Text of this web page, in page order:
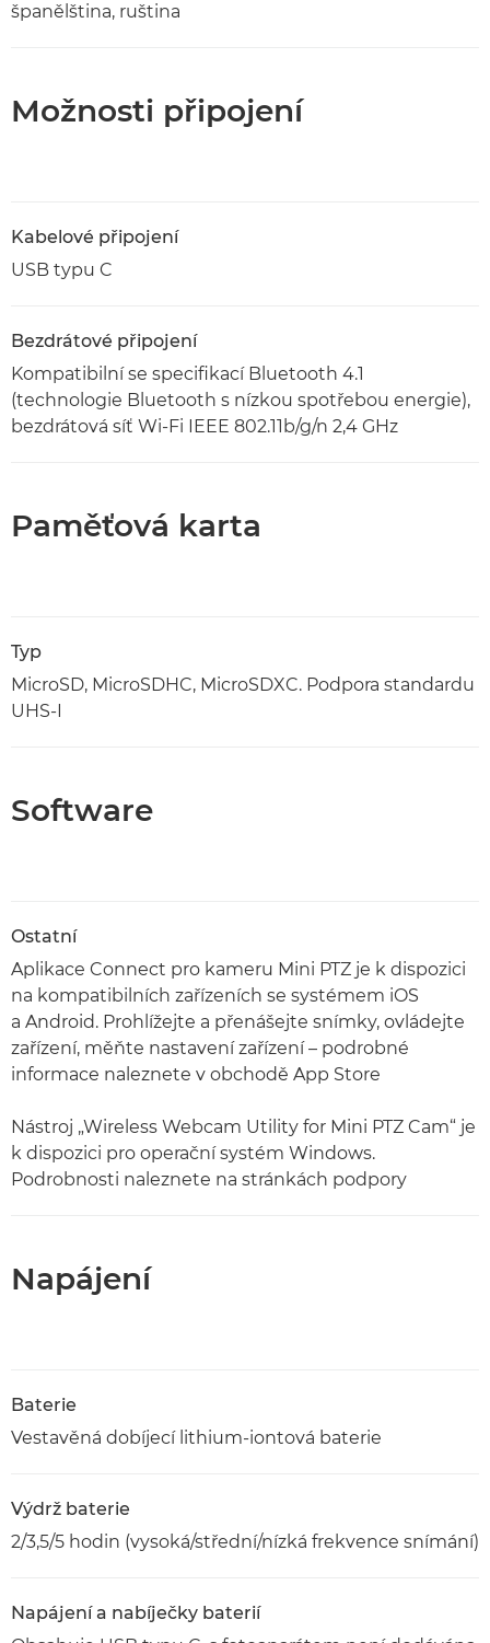
španělština, ruština
Možnosti připojení
Kabelové připojení
USB typu C
Bezdrátové připojení
Kompatibilní se specifikací Bluetooth 4.1
(technologie Bluetooth s nízkou spotřebou energie),
bezdrátová síť Wi-Fi IEEE 802.11b/g/n 2,4 GHz
Paměťová karta
Typ
MicroSD, MicroSDHC, MicroSDXC. Podpora standardu
UHS-I
Software
Ostatní
Aplikace Connect pro kameru Mini PTZ je k dispozici
na kompatibilních zařízeních se systémem iOS
a Android. Prohlížejte a přenášejte snímky, ovládejte
zařízení, měňte nastavení zařízení – podrobné
informace naleznete v obchodě App Store
Nástroj „Wireless Webcam Utility for Mini PTZ Cam“ je
k dispozici pro operační systém Windows.
Podrobnosti naleznete na stránkách podpory
Napájení
Baterie
Vestavěná dobíjecí lithium-iontová baterie
Výdrž baterie
2/3,5/5 hodin (vysoká/střední/nízká frekvence snímání)
Napájení a nabíječky baterií